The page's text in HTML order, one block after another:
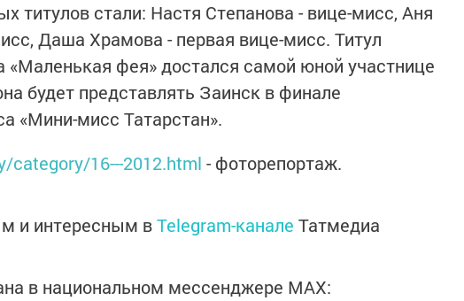
титулов стали: Настя Степанова - вице-мисс, Аня
Даша Храмова - первая вице-мисс. Титул
«Маленькая фея» достался самой юной участнице
будет представлять Заинск в финале
«Мини-мисс Татарстан».
16---2012.html - фоторепортаж.
и интересным вTelegram-канале Татмедиа
в национальном мессенджере MАХ: